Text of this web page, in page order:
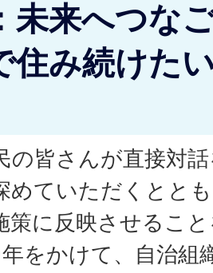
未来へつな
住み続けた
の皆さんが直接対
めていただくとと
策に反映させるこ
をかけて、自治組